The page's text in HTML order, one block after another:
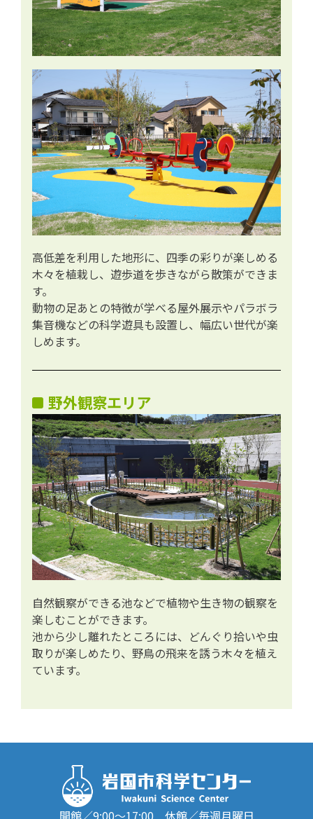
高低差を利用した地形に、四季の彩りが楽しめる
木々を植栽し、遊歩道を歩きながら散策ができま
す。
動物の足あとの特徴が学べる屋外展示やパラボラ
集音機などの科学遊具も設置し、幅広い世代が楽
しめます。
野外観察エリア
自然観察ができる池などで植物や生き物の観察を
楽しむことができます。
池から少し離れたところには、どんぐり拾いや虫
取りが楽しめたり、野鳥の飛来を誘う木々を植え
ています。